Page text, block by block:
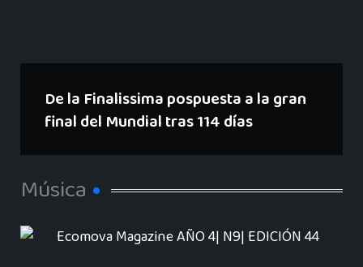
De la Finalissima pospuesta a la gran
final del Mundial tras 114 días
Música